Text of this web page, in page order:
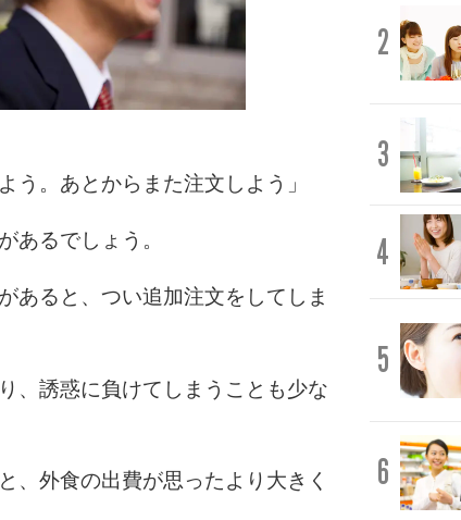
う。あとからまた注文しよう」
あるでしょう。
あると、つい追加注文をしてしま
、誘惑に負けてしまうことも少な
、外食の出費が思ったより大きく
2
3
4
5
6